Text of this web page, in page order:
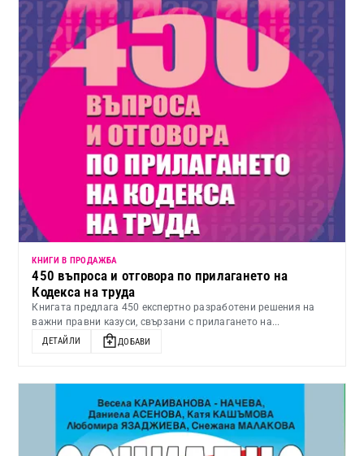
КНИГИ В ПРОДАЖБА
450 въпроса и отговора по прилагането на
Кодекса на труда
Книгата предлага 450 експертно разработени решения на
важни правни казуси, свързани с прилагането на...
ДЕТАЙЛИ ДОБАВИ